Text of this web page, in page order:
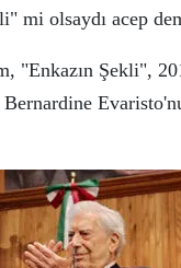
mi olsaydı acep
"Enkazın Şekli",